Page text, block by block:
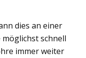
dies an einer
schnell
immer weiter